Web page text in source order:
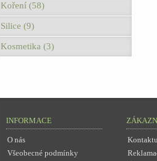
Koření (58)
Silice (9)
Kosmetika (3)
INFORMACE
O nás
Všeobecné podmínky